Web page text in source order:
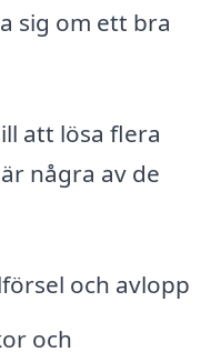
sig om ett bra
att lösa flera
några av de
och avlopp
och